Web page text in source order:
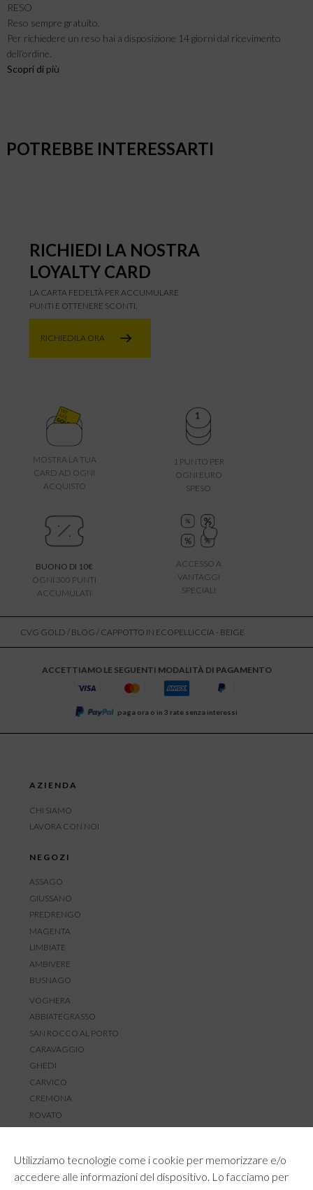
Utilizziamo tecnologie come i cookie per memorizzare e/o
accedere alle informazioni del dispositivo. Lo facciamo per
RESO
Reso sempre gratuito.
Per richiedere un reso hai a disposizione 14 giorni dal ricevimento
dell’ordine.
Scopri di più
POTREBBE INTERESSARTI
RICHIEDI LA NOSTRA
LOYALTY CARD
LA CARTA FEDELTÀ PER ACCUMULARE
PUNTI E OTTENERE SCONTI.
RICHIEDILA ORA
MOSTRA LA TUA
CARD AD OGNI
ACQUISTO
1 PUNTO PER
OGNI EURO
SPESO
BUONO DI 10€
OGNI 300 PUNTI
ACCUMULATI
ACCESSO A
VANTAGGI
SPECIALI
CVG GOLD / BLOG / CAPPOTTO IN ECOPELLICCIA - BEIGE
ACCETTIAMO LE SEGUENTI MODALITÀ DI PAGAMENTO
paga ora o in 3 rate senza interessi
AZIENDA
CHI SIAMO
LAVORA CON NOI
NEGOZI
ASSAGO
GIUSSANO
PREDRENGO
MAGENTA
LIMBIATE
AMBIVERE
BUSNAGO
VOGHERA
ABBIATEGRASSO
SAN ROCCO AL PORTO
CARAVAGGIO
GHEDI
CARVICO
CREMONA
ROVATO